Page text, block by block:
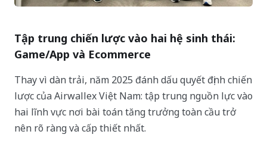
Tập trung chiến lược vào hai hệ sinh thái:
Game/App và Ecommerce
Thay vì dàn trải, năm 2025 đánh dấu quyết định chiến
lược của Airwallex Việt Nam: tập trung nguồn lực vào
hai lĩnh vực nơi bài toán tăng trưởng toàn cầu trở
nên rõ ràng và cấp thiết nhất.